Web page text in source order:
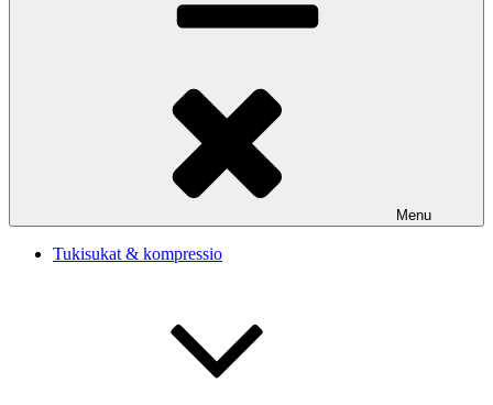
Menu
Tukisukat & kompressio